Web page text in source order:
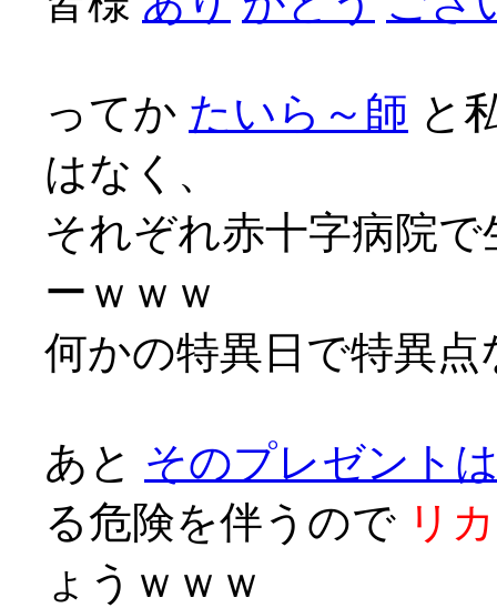
ってか たいら～師 と
はなく、
それぞれ赤十字病院
ーｗｗｗ
何かの特異日で特異
あと そのプレゼント
る危険を伴うので リ
ょうｗｗｗ